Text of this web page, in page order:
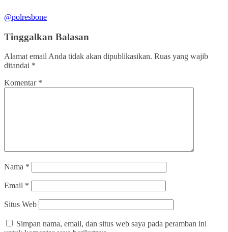
@polresbone
Tinggalkan Balasan
Alamat email Anda tidak akan dipublikasikan. Ruas yang wajib
ditandai *
Komentar *
Nama *
Email *
Situs Web
Simpan nama, email, dan situs web saya pada peramban ini